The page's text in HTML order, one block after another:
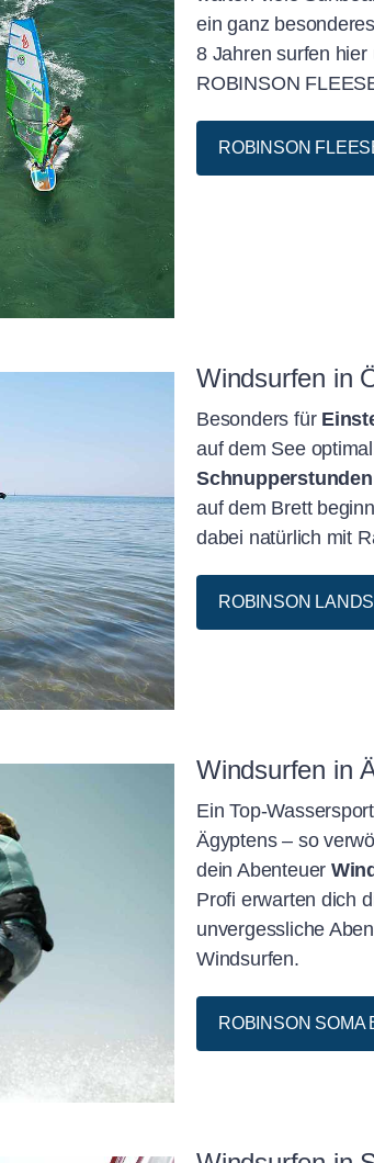
ein ganz
8 Jahren surfen
ROBINSON
ROBINSON
Windsurfen in
Besonders für
auf dem See
Schnupperstunden
auf dem Brett
dabei natürlich mit
ROBINSON
Windsurfen in
Ein Top-
Ägyptens – so
dein Abenteuer
Profi erwarten dich
unvergessliche
Windsurfen.
ROBINSON SOMA